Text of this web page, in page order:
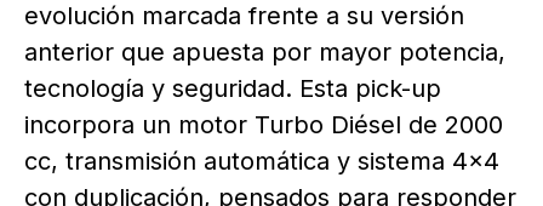
evolución marcada frente a su versión
anterior que apuesta por mayor potencia,
tecnología y seguridad. Esta pick-up
incorpora un motor Turbo Diésel de 2000
cc, transmisión automática y sistema 4×4
con duplicación, pensados para responder